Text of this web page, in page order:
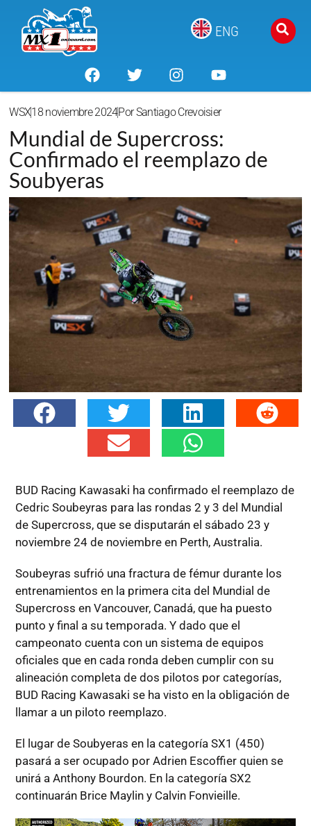
ENG
WSX18 noviembre 2024PorSantiago Crevoisier
Mundial de Supercross:
Confirmado el reemplazo de
Soubyeras
BUD Racing Kawasaki ha confirmado el reemplazo de
Cedric Soubeyras para las rondas 2 y 3 del Mundial
de Supercross, que se disputarán el sábado 23 y
noviembre 24 de noviembre en Perth, Australia.
Soubeyras sufrió una fractura de fémur durante los
entrenamientos en la primera cita del Mundial de
Supercross en Vancouver, Canadá, que ha puesto
punto y final a su temporada. Y dado que el
campeonato cuenta con un sistema de equipos
oficiales que en cada ronda deben cumplir con su
alineación completa de dos pilotos por categorías,
BUD Racing Kawasaki se ha visto en la obligación de
llamar a un piloto reemplazo.
El lugar de Soubyeras en la categoría SX1 (450)
pasará a ser ocupado por Adrien Escoffier quien se
unirá a Anthony Bourdon. En la categoría SX2
continuarán Brice Maylin y Calvin Fonvieille.